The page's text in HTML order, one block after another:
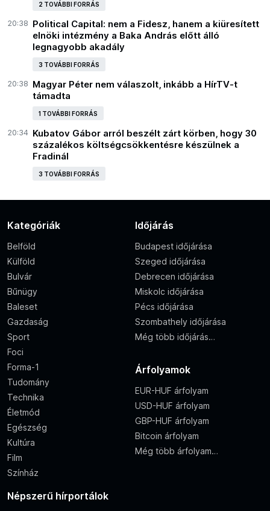
2 TOVÁBBI FORRÁS
20:38 Political Capital: nem a Fidesz, hanem a kiüresített
elnöki intézmény a Baka András előtt álló
legnagyobb akadály
3 TOVÁBBI FORRÁS
20:38 Magyar Péter nem válaszolt, inkább a HírTV-t
támadta
1 TOVÁBBI FORRÁS
20:34 Kubatov Gábor arról beszélt zárt körben, hogy 30
százalékos költségcsökkentésre készülnek a
Fradinál
3 TOVÁBBI FORRÁS
Kategóriák
Belföld
Külföld
Bulvár
Bűnügy
Baleset
Gazdaság
Sport
Foci
Forma-1
Tudomány
Technika
Életmód
Egészség
Kultúra
Film
Színház
Időjárás
Budapest időjárása
Szeged időjárása
Debrecen időjárása
Miskolc időjárása
Pécs időjárása
Szombathely időjárása
Még több időjárás…
Árfolyamok
EUR-HUF árfolyam
USD-HUF árfolyam
GBP-HUF árfolyam
Bitcoin árfolyam
Még több árfolyam…
Népszerű hírportálok